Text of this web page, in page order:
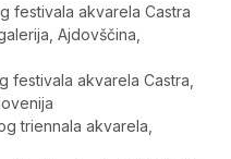
festivala akvarela Castra
Ajdovščina,
festivala akvarela Castra,
triennala akvarela,